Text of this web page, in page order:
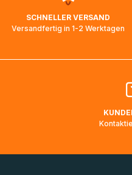
ankommen und von der
bearbeitet werden.
Bitte kontaktieren Sie den
Lieferadressen in
SCHNELLER VERSAND
Versandfertig in 1-2 Werktagen